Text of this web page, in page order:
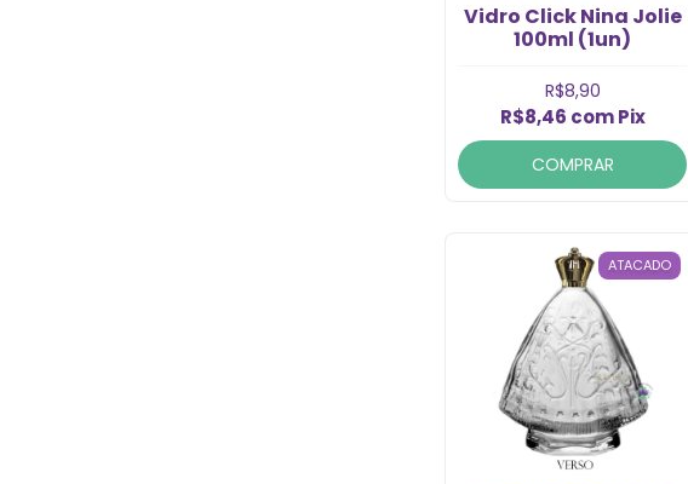
Vidro Click Nina Jolie
100ml (1un)
R$8,90
R$8,46 com Pix
COMPRAR
ATACADO